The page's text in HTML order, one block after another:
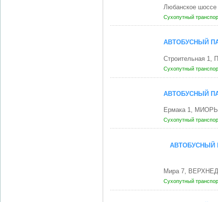
Любанское
Сухопутный
АВТОБУСНЫЙ
Строительная 1,
Сухопутный
АВТОБУСНЫЙ
Ермака 1,
Сухопутный
АВТОБУСНЫЙ
Мира 7,
Сухопутный